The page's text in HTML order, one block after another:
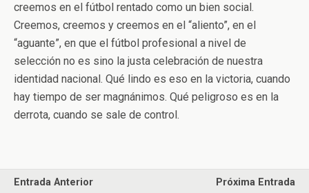
creemos en el fútbol rentado como un bien social.
Creemos, creemos y creemos en el “aliento”, en el
“aguante”, en que el fútbol profesional a nivel de
selección no es sino la justa celebración de nuestra
identidad nacional. Qué lindo es eso en la victoria, cuando
hay tiempo de ser magnánimos. Qué peligroso es en la
derrota, cuando se sale de control.
Entrada Anterior
Próxima Entrada